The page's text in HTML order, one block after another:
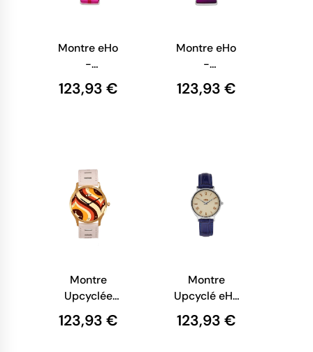
Montre eHo
-
Ecoresponsable
- Pinky
123,93 €
Montre eHo
-
Ecoresponsable
- Lila Bleu
123,93 €
Montre
Upcyclée
eHo -
Collection
123,93 €
Montre
Upcyclé eHo
- Collection
Vintage -
123,93 €